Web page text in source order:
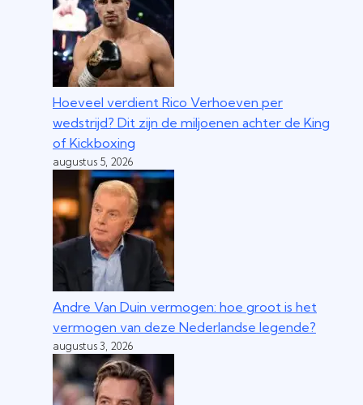
Hoeveel verdient Rico Verhoeven per
wedstrijd? Dit zijn de miljoenen achter de King
of Kickboxing
augustus 5, 2026
Andre Van Duin vermogen: hoe groot is het
vermogen van deze Nederlandse legende?
augustus 3, 2026